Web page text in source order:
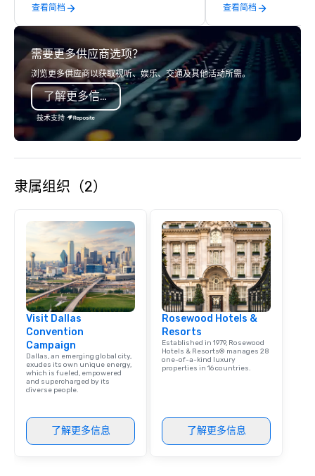
查看简档
event photography.
printing and framing
allowing clients to
images in a variety of
Christie's
committed to
clients.
查看简档
需要更多供应商选项？
浏览更多供应商以获取视听、娱乐、交通及其他活动所需。
了解更多信息
技术支持
隶属组织（2）
Visit Dallas
Convention
Campaign
Dallas, an emerging global city,
exudes its own unique energy,
which is fueled, empowered
and supercharged by its
diverse people.
了解更多信息
Rosewood Hotels &
Resorts
Established in 1979, Rosewood
Hotels & Resorts® manages 28
one-of-a-kind luxury
properties in 16 countries.
了解更多信息